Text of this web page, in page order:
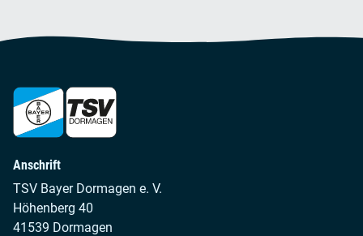
Anschrift
TSV Bayer Dormagen e. V.
Höhenberg 40
41539 Dormagen